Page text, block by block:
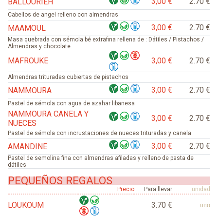
Cabellos de angel relleno con almendras
MAAMOUL 3,00 € 2.70 €
Masa quebrada con sémola bé extrafina rellena de : Dátiles / Pistachos /
Almendras y chocolate.
MAFROUKE 3,00 € 2.70 €
Almendras trituradas cubiertas de pistachos
NAMMOURA 3,00 € 2.70 €
Pastel de sémola con agua de azahar libanesa
NAMMOURA CANELA Y
NUECES
3,00 € 2.70 €
Pastel de sémola con incrustaciones de nueces trituradas y canela
AMANDINE 3,00 € 2.70 €
Pastel de semolina fina con almendras afiladas y relleno de pasta de
dátiles
PEQUEÑOS REGALOS
Precio Para llevar unidad
LOUKOUM 3.70 € uno